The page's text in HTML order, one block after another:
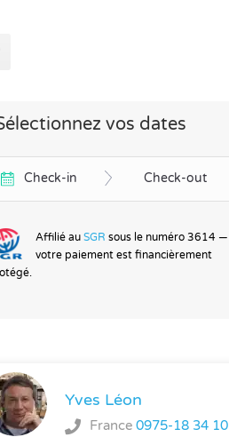
vos dates
Check-in Check-out
Affilié au SGR sous le numéro 3614 —
votre paiement est financièrement
Yves Léon
France 0975-18 34 10